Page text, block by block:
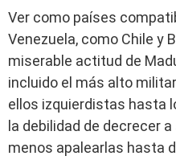
Ver como países
Venezuela, como Chile y
miserable actitud de
incluido el más alto
ellos izquierdistas hasta
la debilidad de decrecer
menos apalearlas hasta